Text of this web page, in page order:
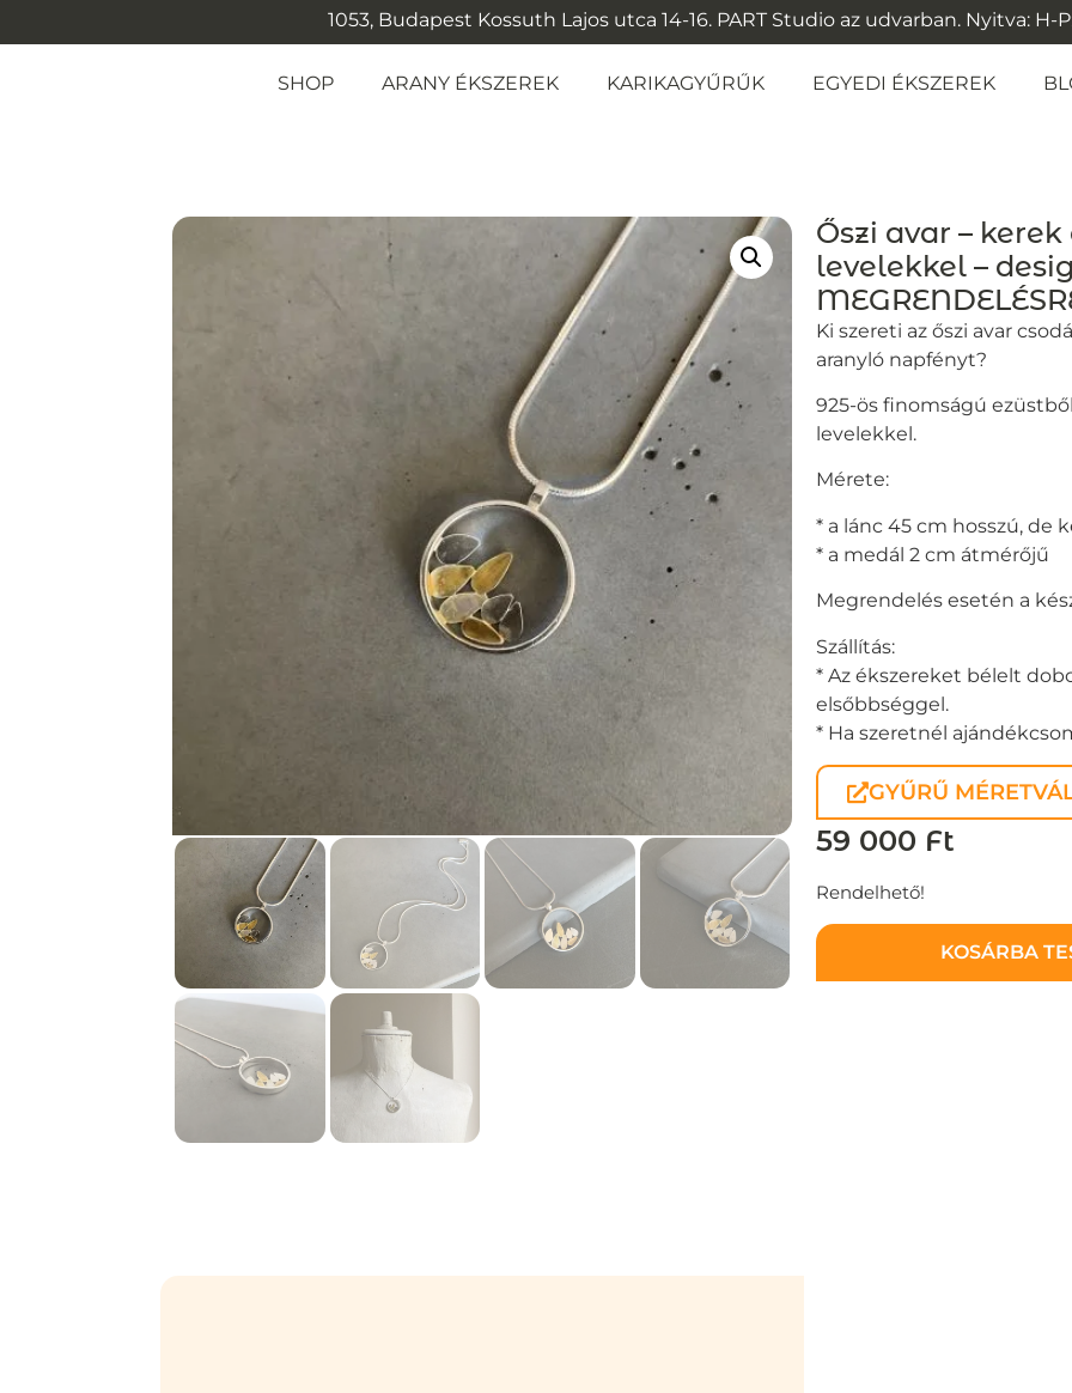
1053, Budapest Kossuth Lajos utca 14-16. PART Studio az udvarban. Nyitva: H-P:
SHOP ARANY ÉKSZEREK KARIKAGYŰRŰK EGYEDI ÉKSZEREK
Őszi avar –
levelekkel –
Ki szereti az őszi avar
aranyló napfényt?
925-ös finomságú
levelekkel.
Mérete:
* a lánc 45 cm hosszú, de
* a medál 2 cm átmérőjű
Megrendelés esetén a
Szállítás:
* Az ékszereket bélelt
elsőbbséggel.
* Ha szeretnél
GYŰRŰ
59 000 Ft
Rendelhető!
KOSÁRBA